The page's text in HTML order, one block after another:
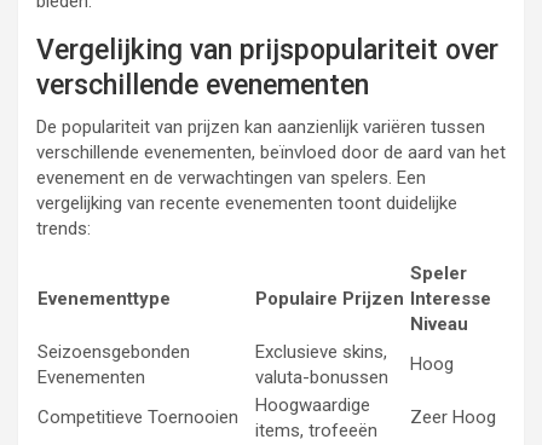
Vergelijking van prijspopulariteit over
verschillende evenementen
De populariteit van prijzen kan aanzienlijk variëren tussen
verschillende evenementen, beïnvloed door de aard van het
evenement en de verwachtingen van spelers. Een
vergelijking van recente evenementen toont duidelijke
trends:
Evenementtype Populaire Prijzen
Speler
Interesse
Niveau
Seizoensgebonden
Evenementen
Exclusieve skins,
valuta-bonussen
Hoog
Competitieve Toernooien
Hoogwaardige
items, trofeeën
Zeer Hoog